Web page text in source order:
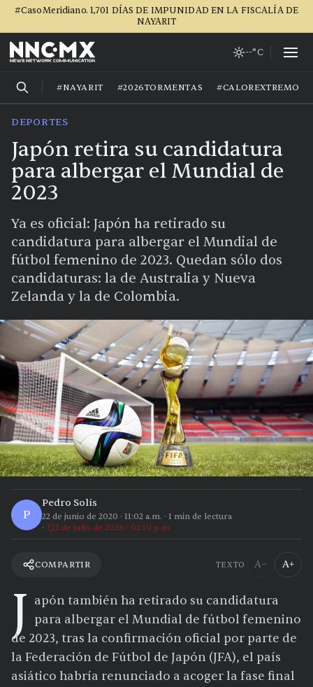
#CasoMeridiano. 1,701 DÍAS DE IMPUNIDAD EN LA FISCALÍA DE
NAYARIT
--°C
#NAYARIT #2026TORMENTAS #CALOREXTREMO
DEPORTES
Japón retira su candidatura
para albergar el Mundial de
2023
Ya es oficial: Japón ha retirado su
candidatura para albergar el Mundial de
fútbol femenino de 2023. Quedan sólo dos
candidaturas: la de Australia y Nueva
Zelanda y la de Colombia.
P
Pedro Solís
22 de junio de 2020 · 11:02 a.m. · 1 min de lectura
2 de julio de 2026 · 02:10 p.m.
COMPARTIR TEXTO A− A+
J apón también ha retirado su candidatura
para albergar el Mundial de fútbol femenino
de 2023, tras la confirmación oficial por parte de
la Federación de Fútbol de Japón (JFA), el país
asiático habría renunciado a acoger la fase final